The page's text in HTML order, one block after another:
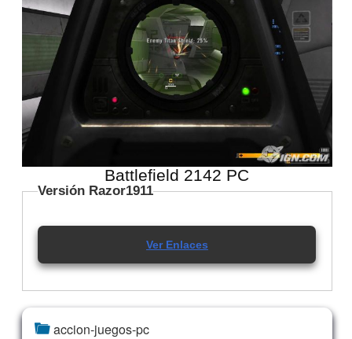
Battlefield 2142 PC
Versión Razor1911
Ver Enlaces
accion-juegos-pc